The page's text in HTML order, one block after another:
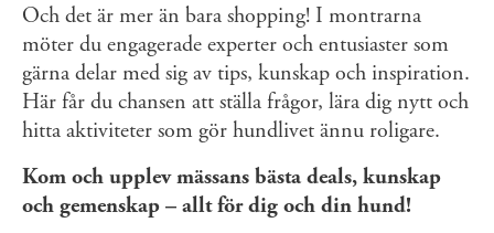
Och det är mer än bara shopping! I montrarna
möter du engagerade experter och entusiaster som
gärna delar med sig av tips, kunskap och inspiration.
Här får du chansen att ställa frågor, lära dig nytt och
hitta aktiviteter som gör hundlivet ännu roligare.
Kom och upplev mässans bästa deals, kunskap
och gemenskap – allt för dig och din hund!